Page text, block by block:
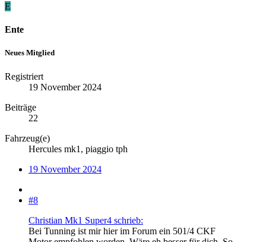
E
Ente
Neues Mitglied
Registriert
19 November 2024
Beiträge
22
Fahrzeug(e)
Hercules mk1, piaggio tph
19 November 2024
#8
Christian Mk1 Super4 schrieb:
Bei Tunning ist mir hier im Forum ein 501/4 CKF